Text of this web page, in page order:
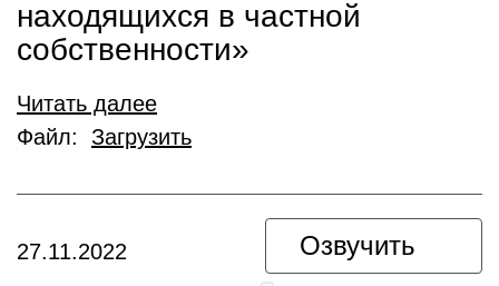
находящихся в частной
собственности»
Читать далее
Файл: Загрузить
Озвучить
27.11.2022